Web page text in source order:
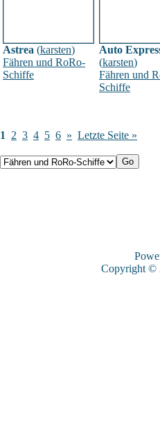
Astrea (karsten)
Fähren und RoRo-
Schiffe
Auto
(karsten)
Fähren und
Schiffe
1 2 3 4 5 6 » Letzte Seite »
Copyright ©